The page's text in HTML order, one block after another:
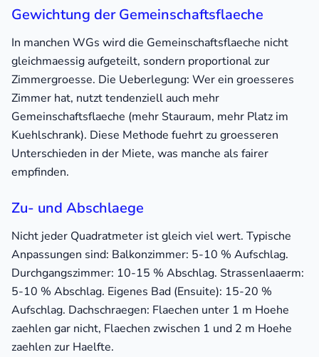
Gewichtung der Gemeinschaftsflaeche
In manchen WGs wird die Gemeinschaftsflaeche nicht
gleichmaessig aufgeteilt, sondern proportional zur
Zimmergroesse. Die Ueberlegung: Wer ein groesseres
Zimmer hat, nutzt tendenziell auch mehr
Gemeinschaftsflaeche (mehr Stauraum, mehr Platz im
Kuehlschrank). Diese Methode fuehrt zu groesseren
Unterschieden in der Miete, was manche als fairer
empfinden.
Zu- und Abschlaege
Nicht jeder Quadratmeter ist gleich viel wert. Typische
Anpassungen sind: Balkonzimmer: 5-10 % Aufschlag.
Durchgangszimmer: 10-15 % Abschlag. Strassenlaaerm:
5-10 % Abschlag. Eigenes Bad (Ensuite): 15-20 %
Aufschlag. Dachschraegen: Flaechen unter 1 m Hoehe
zaehlen gar nicht, Flaechen zwischen 1 und 2 m Hoehe
zaehlen zur Haelfte.